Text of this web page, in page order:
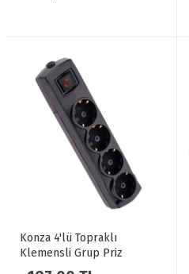
Konza 4'lü Topraklı
Klemensli Grup Priz
Anahtarlı Siyah